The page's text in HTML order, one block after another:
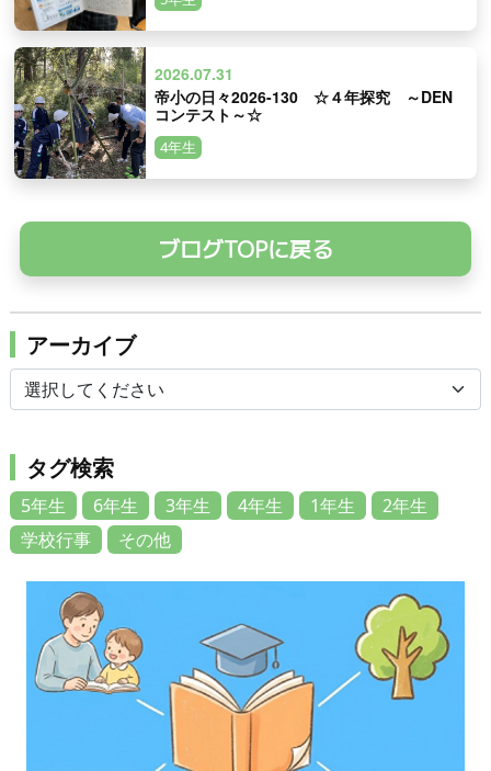
アーカイブ
タグ検索
5年生 6年生 3年生 4年生 1年生
2年生
学校行事
その他
2026.07.31
帝小の日々2026-130 ☆４年探究 ～DEN
コンテスト～☆
4年生
ブログTOPに戻る